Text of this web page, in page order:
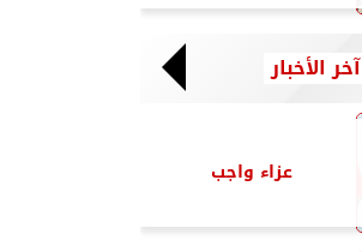
آخر الأخبار
عزاء واجب